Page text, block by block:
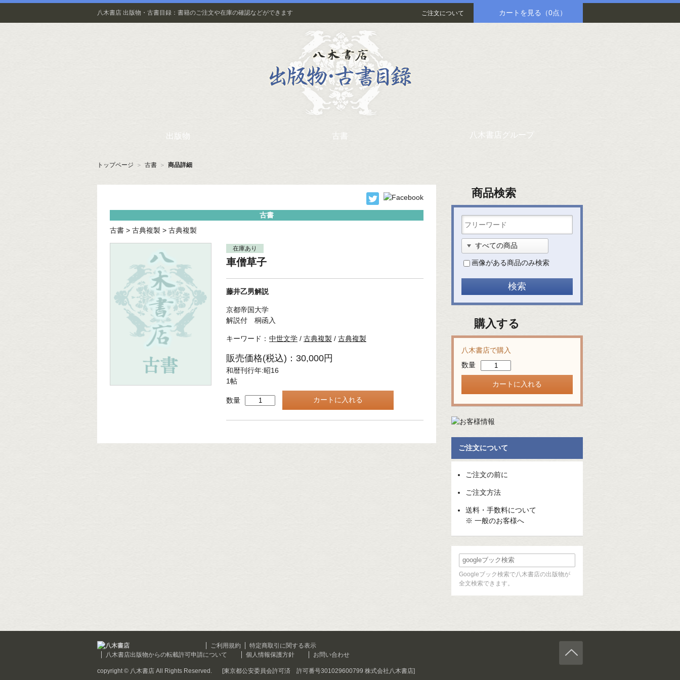
八木書店 出版物・古書目録：書籍のご注文や在庫の確認などができます ご注文について カートを見る （0点）
出版物 古書 八木書店グループ
トップページ ＞ 古書 ＞ 商品詳細
古書
古書 > 古典複製 > 古典複製
在庫あり
車僧草子
藤井乙男解説
京都帝国大学
解説付 桐函入
キーワード： 中世文学 / 古典複製 / 古典複製
販売価格(税込)：30,000円
和暦刊行年:昭16
1帖
数量
商品検索
画像がある商品のみ検索
購入する
八木書店で購入
数量
ご注文について
ご注文の前に
ご注文方法
送料・手数料について
※ 一般のお客様へ
Googleブック検索で八木書店の出版物が
全文検索できます。
ご利用規約
特定商取引に関する表示
八木書店出版物からの転載許可申請について
個人情報保護方針 お問い合わせ
copyright © 八木書店 All Rights Reserved. [東京都公安委員会許可済 許可番号301029600799 株式会社八木書店]